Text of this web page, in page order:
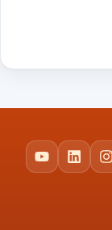
Instagram
LinkedIn